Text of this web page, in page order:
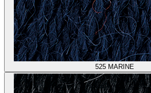
525 MARINE